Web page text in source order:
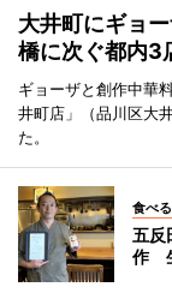
大井町にギョ
橋に次ぐ都内3
ギョーザと創作中華
井町店」（品川区大
た。
食べる
五反
作